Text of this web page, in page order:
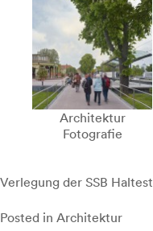
Architektur
Fotografie
Verlegung der SSB
Posted in Architektur